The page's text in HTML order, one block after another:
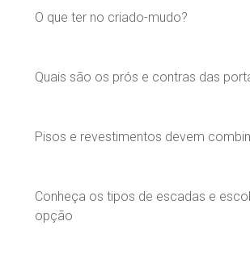
O que ter no criado-mudo?
Quais são os prós e contras das
Pisos e revestimentos devem
Conheça os tipos de escadas e
opção